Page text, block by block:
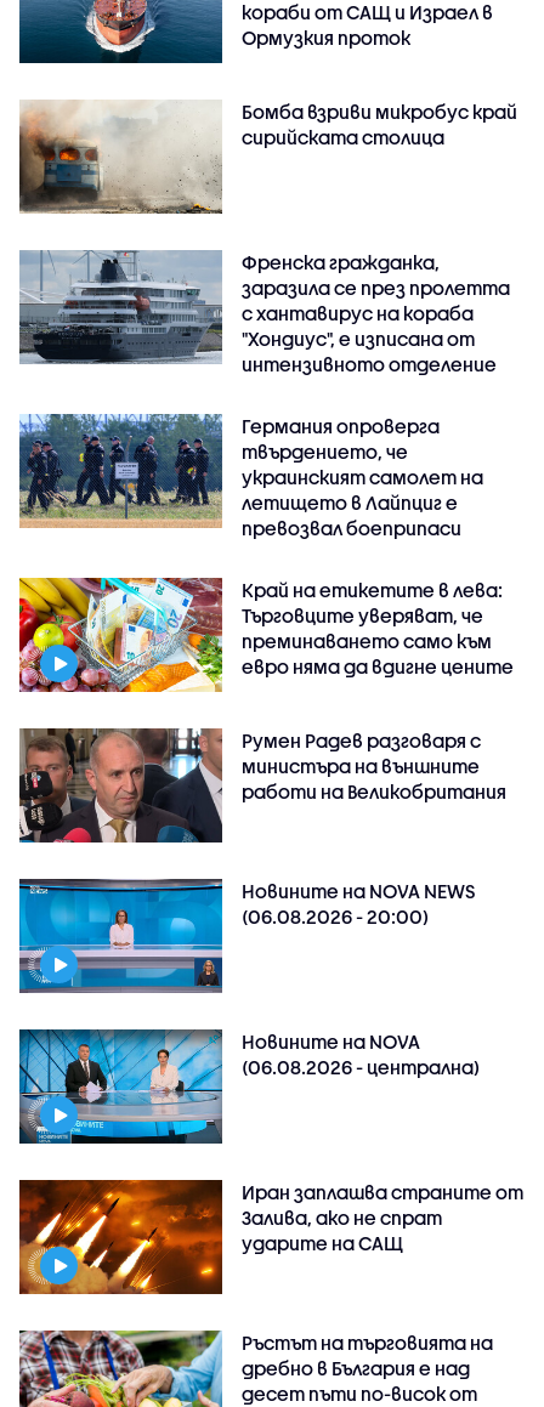
кораби от САЩ и Израел в
Ормузкия проток
Бомба взриви микробус край
сирийската столица
Френска гражданка,
заразила се през пролетта
с хантавирус на кораба
"Хондиус", е изписана от
интензивното отделение
Германия опроверга
твърдението, че
украинският самолет на
летището в Лайпциг е
превозвал боеприпаси
Край на етикетите в лева:
Търговците уверяват, че
преминаването само към
евро няма да вдигне цените
Румен Радев разговаря с
министъра на външните
работи на Великобритания
Новините на NOVA NEWS
(06.08.2026 - 20:00)
Новините на NOVA
(06.08.2026 - централна)
Иран заплашва страните от
Залива, ако не спрат
ударите на САЩ
Ръстът на търговията на
дребно в България е над
десет пъти по-висок от